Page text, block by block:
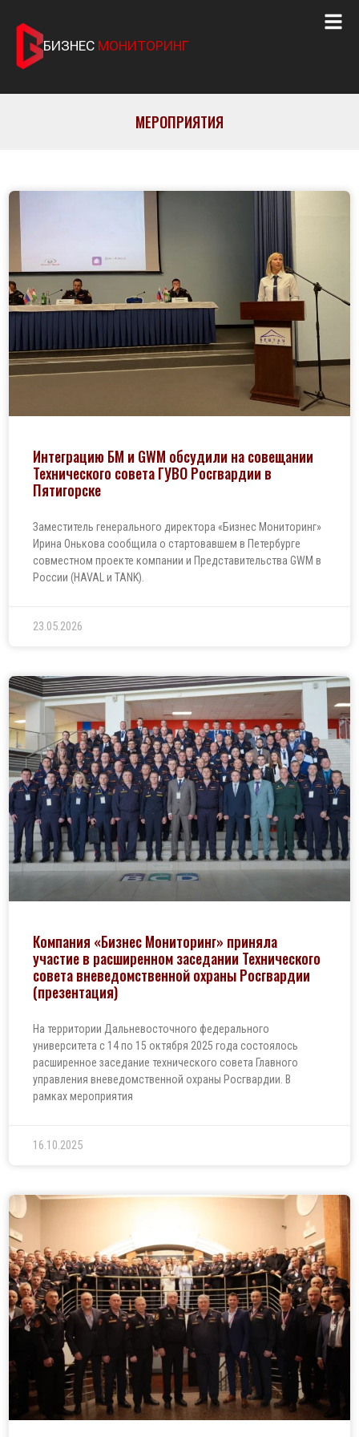
БИЗНЕС МОНИТОРИНГ
МЕРОПРИЯТИЯ
Интеграцию БМ и GWM обсудили на совещании
Технического совета ГУВО Росгвардии в
Пятигорске
Заместитель генерального директора «Бизнес Мониторинг»
Ирина Онькова сообщила о стартовавшем в Петербурге
совместном проекте компании и Представительства GWM в
России (HAVAL и TANK).
23.05.2026
Компания «Бизнес Мониторинг» приняла
участие в расширенном заседании Технического
совета вневедомственной охраны Росгвардии
(презентация)
На территории Дальневосточного федерального
университета с 14 по 15 октября 2025 года состоялось
расширенное заседание технического совета Главного
управления вневедомственной охраны Росгвардии. В
рамках мероприятия
16.10.2025